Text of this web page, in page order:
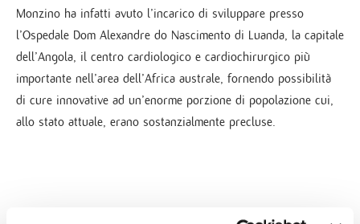
Monzino ha infatti avuto l’incarico di sviluppare presso
l’Ospedale Dom Alexandre do Nascimento di Luanda, la capitale
dell’Angola, il centro cardiologico e cardiochirurgico più
importante nell’area dell’Africa australe, fornendo possibilità
di cure innovative ad un’enorme porzione di popolazione cui,
allo stato attuale, erano sostanzialmente precluse.